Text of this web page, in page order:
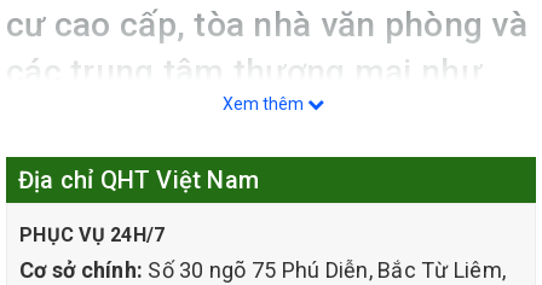
cư cao cấp, tòa nhà văn phòng và
các trung tâm thương mại như
The Garden, Keangnam,
Vinhomes... Kéo theo đó là nhu
cầugiặt thảm tại nhà, tại văn
phòng ở quận Nam Từ Liêmngày
Xem thêm
Địa chỉ QHT Việt Nam
PHỤC VỤ 24H/7
Cơ sở chính: Số 30 ngõ 75 Phú Diễn, Bắc Từ Liêm,